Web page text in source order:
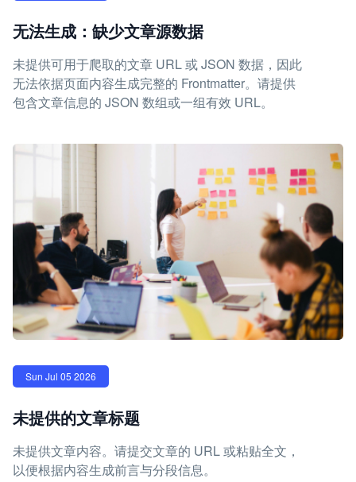
无法生成：缺少文章源数据
未提供可用于爬取的文章 URL 或 JSON 数据，因此
无法依据页面内容生成完整的 Frontmatter。请提供
包含文章信息的 JSON 数组或一组有效 URL。
Sun Jul 05 2026
未提供的文章标题
未提供文章内容。请提交文章的 URL 或粘贴全文，
以便根据内容生成前言与分段信息。